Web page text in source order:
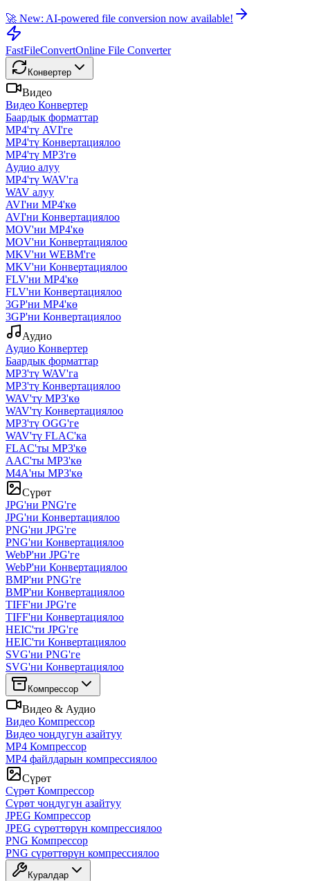
🚀 New: AI-powered file conversion now available!
FastFileConvertOnline File Converter
Конвертер
Видео
Видео Конвертер
Баардык форматтар
MP4'тү AVI'ге
MP4'тү Конвертациялоо
MP4'тү MP3'гө
Аудио алуу
MP4'тү WAV'га
WAV алуу
AVI'ни MP4'кө
AVI'ни Конвертациялоо
MOV'ни MP4'кө
MOV'ни Конвертациялоо
MKV'ни WEBM'ге
MKV'ни Конвертациялоо
FLV'ни MP4'кө
FLV'ни Конвертациялоо
3GP'ни MP4'кө
3GP'ни Конвертациялоо
Аудио
Аудио Конвертер
Баардык форматтар
MP3'тү WAV'га
MP3'тү Конвертациялоо
WAV'тү MP3'кө
WAV'тү Конвертациялоо
MP3'тү OGG'ге
WAV'тү FLAC'ка
FLAC'ты MP3'кө
AAC'ты MP3'кө
M4A'ны MP3'кө
Сүрөт
JPG'ни PNG'ге
JPG'ни Конвертациялоо
PNG'ни JPG'ге
PNG'ни Конвертациялоо
WebP'ни JPG'ге
WebP'ни Конвертациялоо
BMP'ни PNG'ге
BMP'ни Конвертациялоо
TIFF'ни JPG'ге
TIFF'ни Конвертациялоо
HEIC'ти JPG'ге
HEIC'ти Конвертациялоо
SVG'ни PNG'ге
SVG'ни Конвертациялоо
Компрессор
Видео & Аудио
Видео Компрессор
Видео чоңдугун азайтуу
MP4 Компрессор
MP4 файлдарын компрессиялоо
Сүрөт
Сүрөт Компрессор
Сүрөт чоңдугун азайтуу
JPEG Компрессор
JPEG сүрөттөрүн компрессиялоо
PNG Компрессор
PNG сүрөттөрүн компрессиялоо
Куралдар